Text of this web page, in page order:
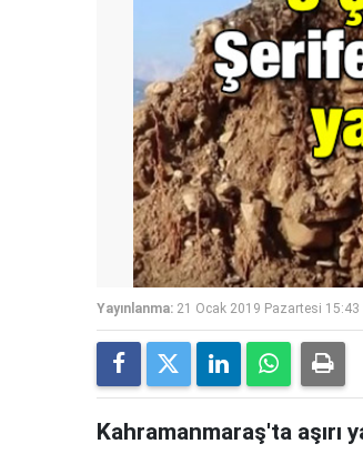
Yayınlanma: 21 Ocak 2019 Pazartesi 15:43
Kahramanmaraş'ta aşırı